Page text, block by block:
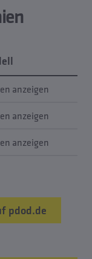
anzeigen
anzeigen
anzeigen
pdod.de